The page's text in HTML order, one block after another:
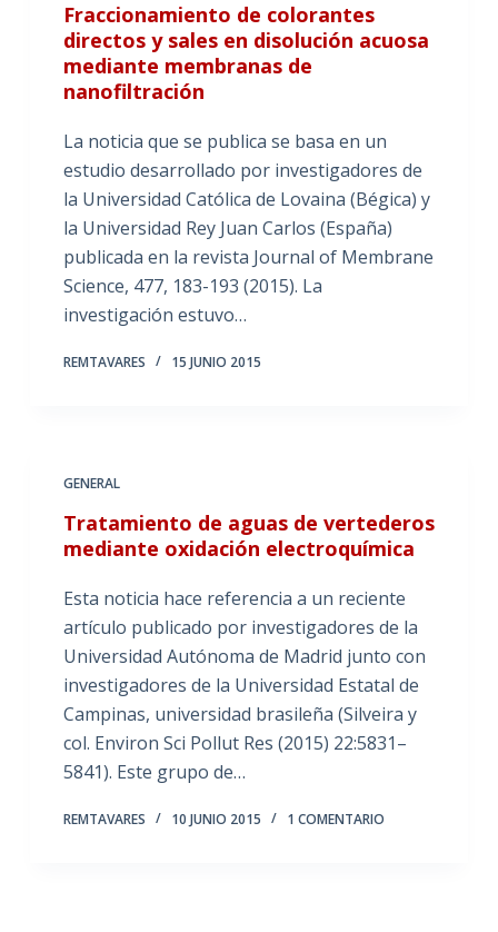
Fraccionamiento de colorantes
directos y sales en disolución acuosa
mediante membranas de
nanofiltración
La noticia que se publica se basa en un
estudio desarrollado por investigadores de
la Universidad Católica de Lovaina (Bégica) y
la Universidad Rey Juan Carlos (España)
publicada en la revista Journal of Membrane
Science, 477, 183-193 (2015). La
investigación estuvo…
REMTAVARES 15 JUNIO 2015
GENERAL
Tratamiento de aguas de vertederos
mediante oxidación electroquímica
Esta noticia hace referencia a un reciente
artículo publicado por investigadores de la
Universidad Autónoma de Madrid junto con
investigadores de la Universidad Estatal de
Campinas, universidad brasileña (Silveira y
col. Environ Sci Pollut Res (2015) 22:5831–
5841). Este grupo de…
REMTAVARES 10 JUNIO 2015 1 COMENTARIO